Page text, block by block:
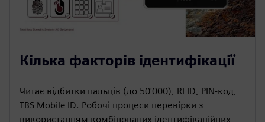
Кілька факторів ідентифікації
Читає відбитки пальців (до 50'000), RFID, PIN-код,
TBS Mobile ID. Робочі процеси перевірки з
використанням комбінованих ідентифікаційних